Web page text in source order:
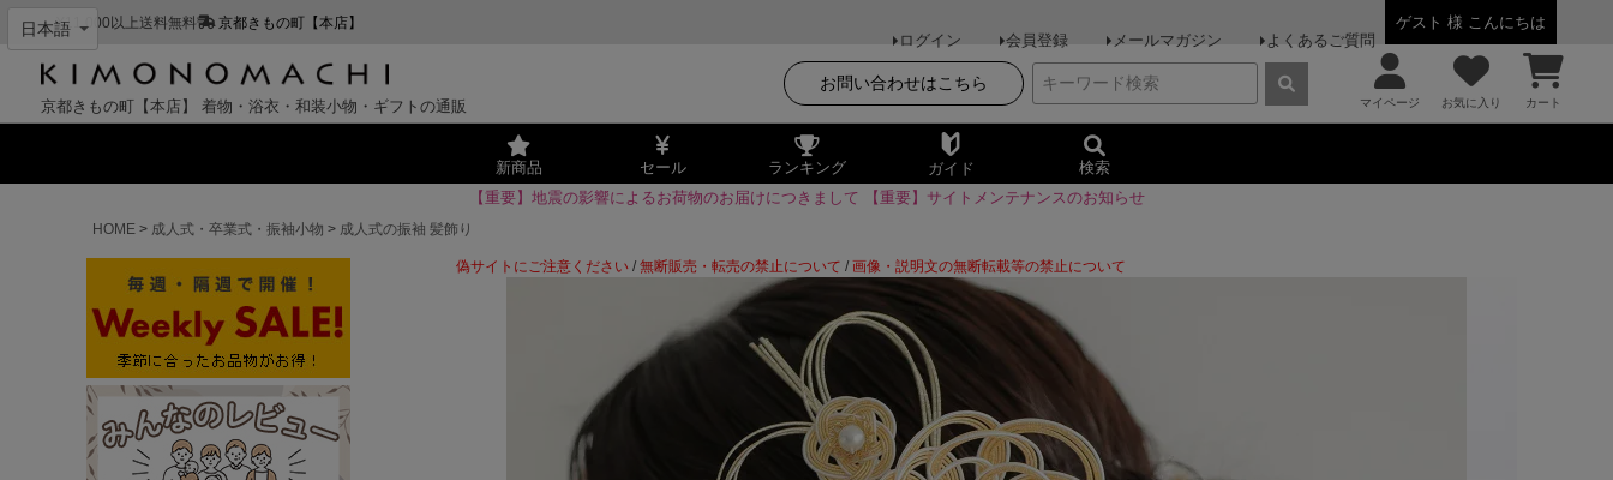
¥11,000以上送料無料 京都きもの町【本店】
ゲスト 様 こんにちは
ログイン
会員登録 メールマガジン よくあるご質問
京都きもの町【本店】 着物・浴衣・和装小物・ギフトの通販
お問い合わせはこちら
マイページ お気に入り カート
新商品 セール ランキング ガイド 検索
【重要】地震の影響によるお荷物のお届けにつきまして
【重要】サイトメンテナンスのお知らせ
HOME
成人式・卒業式・振袖小物 成人式の振袖 髪飾り
偽サイトにご注意ください / 無断販売・転売の禁止について / 画像・説明文の無断転載等の禁止について